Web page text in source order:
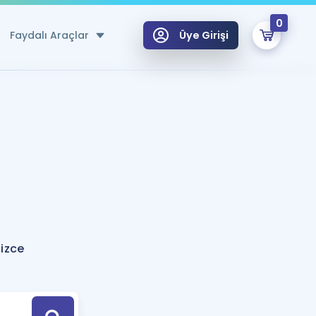
Faydalı Araçlar
Hesaplama Aracı
için Öneriler
Tek Takvimde
Üye Girişi
0